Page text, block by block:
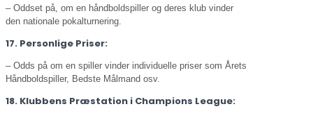
– Oddset på, om en håndboldspiller og deres klub vinder
den nationale pokalturnering.
17. Personlige Priser:
– Odds på om en spiller vinder individuelle priser som Årets
Håndboldspiller, Bedste Målmand osv.
18. Klubbens Præstation i Champions League: